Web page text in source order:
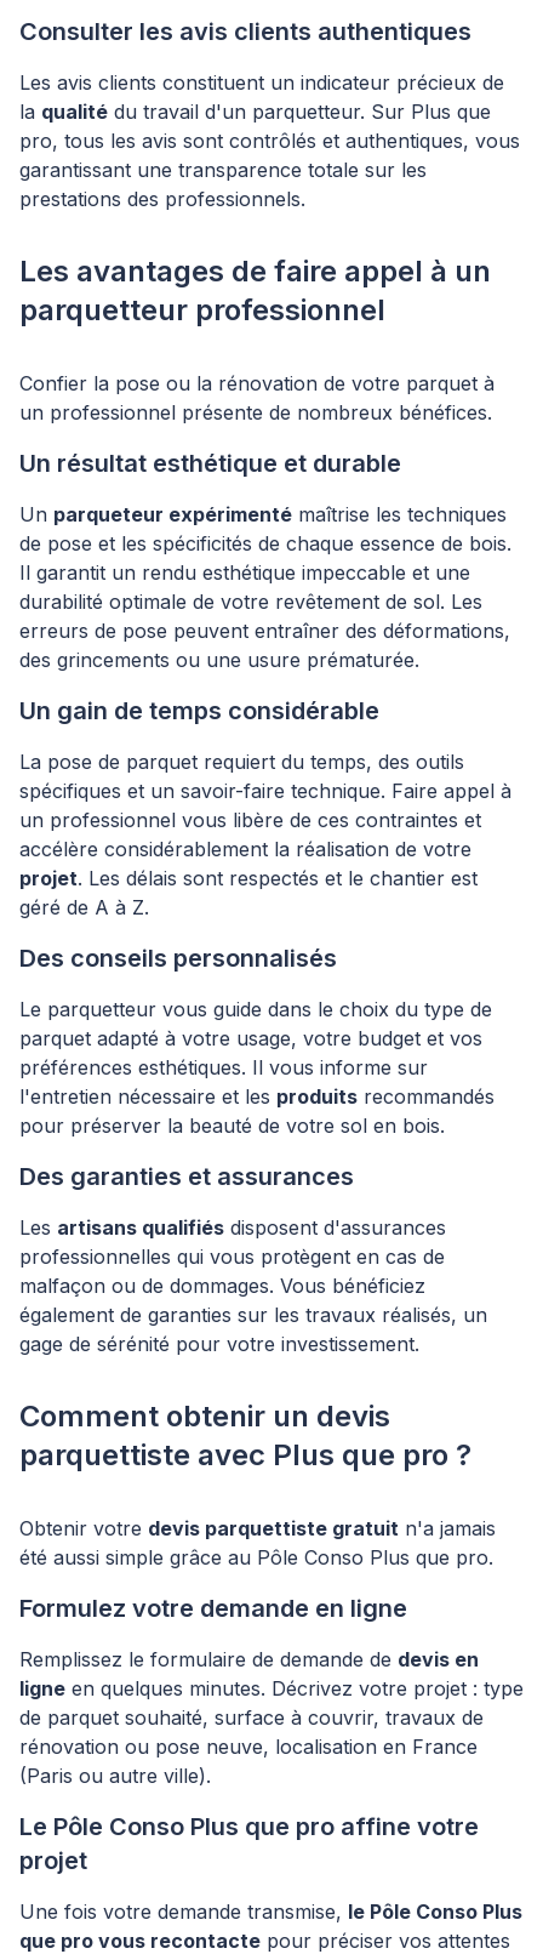
Consulter les avis clients authentiques
Les avis clients constituent un indicateur précieux de
la qualité du travail d'un parquetteur. Sur Plus que
pro, tous les avis sont contrôlés et authentiques, vous
garantissant une transparence totale sur les
prestations des professionnels.
Les avantages de faire appel à un
parquetteur professionnel
Confier la pose ou la rénovation de votre parquet à
un professionnel présente de nombreux bénéfices.
Un résultat esthétique et durable
Un parqueteur expérimenté maîtrise les techniques
de pose et les spécificités de chaque essence de bois.
Il garantit un rendu esthétique impeccable et une
durabilité optimale de votre revêtement de sol. Les
erreurs de pose peuvent entraîner des déformations,
des grincements ou une usure prématurée.
Un gain de temps considérable
La pose de parquet requiert du temps, des outils
spécifiques et un savoir-faire technique. Faire appel à
un professionnel vous libère de ces contraintes et
accélère considérablement la réalisation de votre
projet. Les délais sont respectés et le chantier est
géré de A à Z.
Des conseils personnalisés
Le parquetteur vous guide dans le choix du type de
parquet adapté à votre usage, votre budget et vos
préférences esthétiques. Il vous informe sur
l'entretien nécessaire et les produits recommandés
pour préserver la beauté de votre sol en bois.
Des garanties et assurances
Les artisans qualifiés disposent d'assurances
professionnelles qui vous protègent en cas de
malfaçon ou de dommages. Vous bénéficiez
également de garanties sur les travaux réalisés, un
gage de sérénité pour votre investissement.
Comment obtenir un devis
parquettiste avec Plus que pro ?
Obtenir votre devis parquettiste gratuit n'a jamais
été aussi simple grâce au Pôle Conso Plus que pro.
Formulez votre demande en ligne
Remplissez le formulaire de demande de devis en
ligne en quelques minutes. Décrivez votre projet : type
de parquet souhaité, surface à couvrir, travaux de
rénovation ou pose neuve, localisation en France
(Paris ou autre ville).
Le Pôle Conso Plus que pro affine votre
projet
Une fois votre demande transmise, le Pôle Conso Plus
que pro vous recontacte pour préciser vos attentes